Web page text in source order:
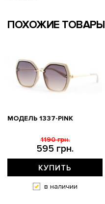
ПОХОЖИЕ ТОВАРЫ
МОДЕЛЬ 1337-PINK
595 грн.
1190 грн.
КУПИТЬ
в наличии